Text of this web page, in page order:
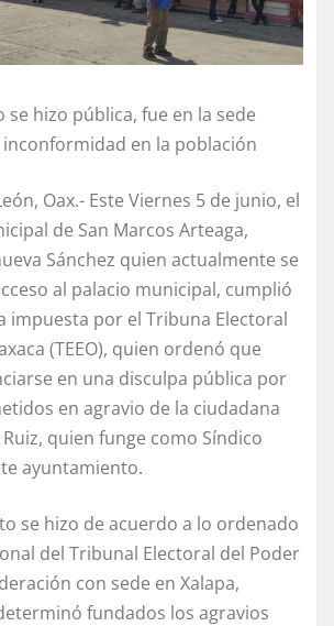
se hizo pública, fue en la sede
en la población
Oax.- Este Viernes 5 de junio, el
de San Marcos Arteaga,
Sánchez quien actualmente se
al palacio municipal, cumplió
impuesta por el Tribuna Electoral
(TEEO), quien ordenó que
en una disculpa pública por
en agravio de la ciudadana
quien funge como Síndico
ayuntamiento.
se hizo de acuerdo a lo ordenado
del Tribunal Electoral del Poder
con sede en Xalapa,
fundados los agravios